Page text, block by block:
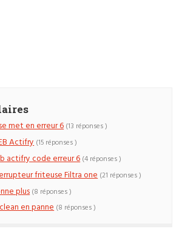
met en erreur 6 (13 réponses )
Actifry (15 réponses )
actifry code erreur 6 (4 réponses )
friteuse Filtra one (21 réponses )
plus (8 réponses )
en panne (8 réponses )